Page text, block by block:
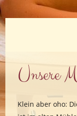
Unsere
Klein aber oho: